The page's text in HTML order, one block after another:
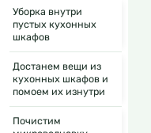
Уборка внутри
пустых кухонных
шкафов
Достанем вещи из
кухонных шкафов и
помоем их изнутри
Почистим